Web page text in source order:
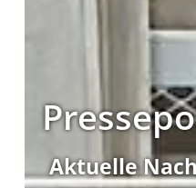
Aktuelle